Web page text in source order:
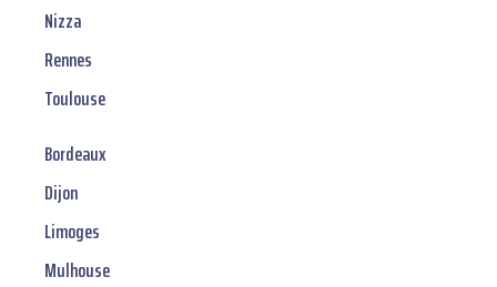
Nizza
Rennes
Toulouse
Bordeaux
Dijon
Limoges
Mulhouse